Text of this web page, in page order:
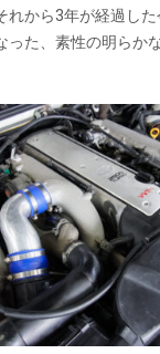
れから3年が経過し
った、素性の明らか